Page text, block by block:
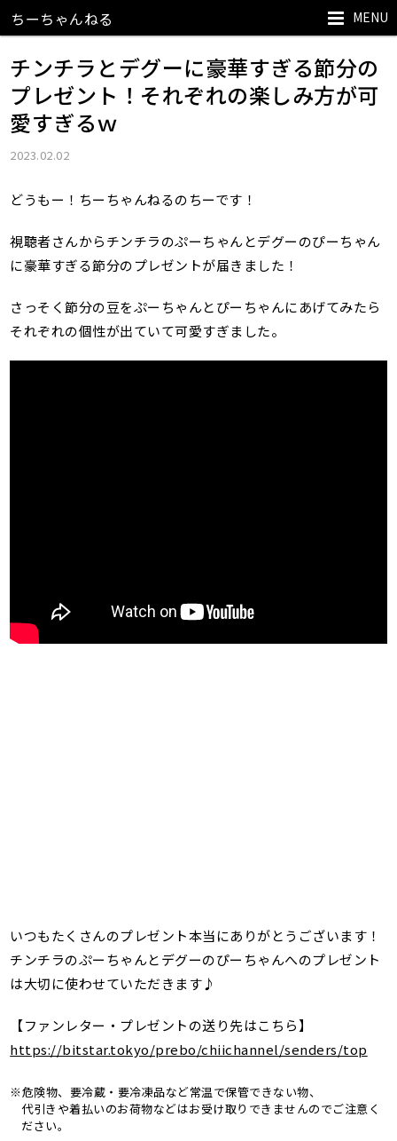
MENU
ちーちゃんねる
チンチラとデグーに豪華すぎる節分の
プレゼント！それぞれの楽しみ方が可
愛すぎるｗ
2023.02.02
どうもー！ちーちゃんねるのちーです！
視聴者さんからチンチラのぷーちゃんとデグーのぴーちゃん
に豪華すぎる節分のプレゼントが届きました！
さっそく節分の豆をぷーちゃんとぴーちゃんにあげてみたら
それぞれの個性が出ていて可愛すぎました。
いつもたくさんのプレゼント本当にありがとうございます！
チンチラのぷーちゃんとデグーのぴーちゃんへのプレゼント
は大切に使わせていただきます♪
【ファンレター・プレゼントの送り先はこちら】
https://bitstar.tokyo/prebo/chiichannel/senders/top
※危険物、要冷蔵・要冷凍品など常温で保管できない物、
代引きや着払いのお荷物などはお受け取りできませんのでご注意く
ださい。